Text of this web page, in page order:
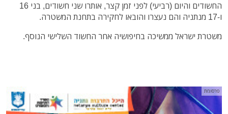
החשודים והיום (רביעי) לפני זמן קצר, אותרו שני חשודים, בני 16
ו-17 מנתניה והם נעצרו והובאו לחקירה בתחנת המשטרה.
משטרת ישראל ממשיכה בחיפושיה אחר החשוד השלישי הנוסף.
פרסומת